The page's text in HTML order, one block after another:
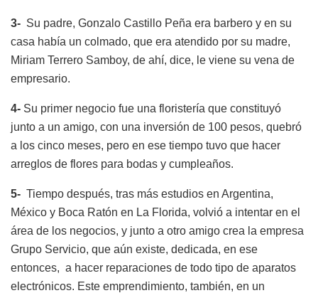
3- Su padre, Gonzalo Castillo Peña era barbero y en su
casa había un colmado, que era atendido por su madre,
Miriam Terrero Samboy, de ahí, dice, le viene su vena de
empresario.
4- Su primer negocio fue una floristería que constituyó
junto a un amigo, con una inversión de 100 pesos, quebró
a los cinco meses, pero en ese tiempo tuvo que hacer
arreglos de flores para bodas y cumpleaños.
5- Tiempo después, tras más estudios en Argentina,
México y Boca Ratón en La Florida, volvió a intentar en el
área de los negocios, y junto a otro amigo crea la empresa
Grupo Servicio, que aún existe, dedicada, en ese
entonces, a hacer reparaciones de todo tipo de aparatos
electrónicos. Este emprendimiento, también, en un